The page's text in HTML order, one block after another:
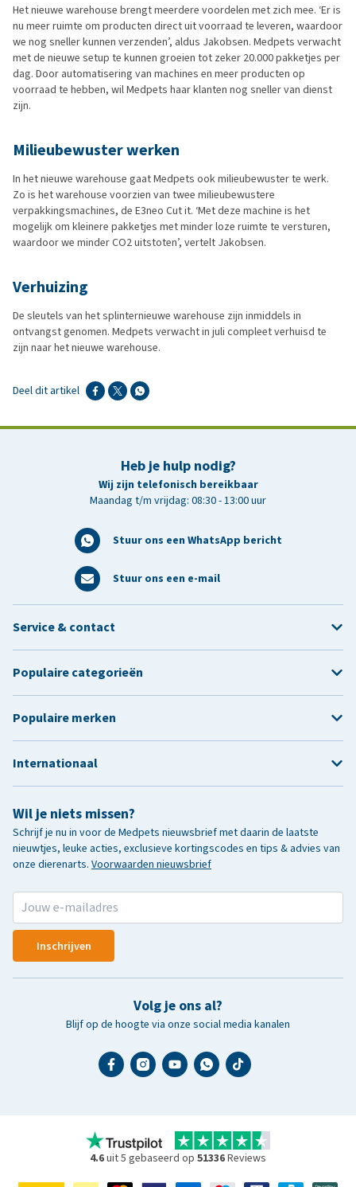
Het nieuwe warehouse brengt meerdere voordelen met zich mee. ‘Er is
nu meer ruimte om producten direct uit voorraad te leveren, waardoor
we nog sneller kunnen verzenden’, aldus Jakobsen. Medpets verwacht
met de nieuwe setup te kunnen groeien tot zeker 20.000 pakketjes per
dag. Door automatisering van machines en meer producten op
voorraad te hebben, wil Medpets haar klanten nog sneller van dienst
zijn.
Milieubewuster werken
In het nieuwe warehouse gaat Medpets ook milieubewuster te werk.
Zo is het warehouse voorzien van twee milieubewustere
verpakkingsmachines, de E3neo Cut it. ‘Met deze machine is het
mogelijk om kleinere pakketjes met minder loze ruimte te versturen,
waardoor we minder CO2 uitstoten’, vertelt Jakobsen.
Verhuizing
De sleutels van het splinternieuwe warehouse zijn inmiddels in
ontvangst genomen. Medpets verwacht in juli compleet verhuisd te
zijn naar het nieuwe warehouse.
Deel dit artikel
Heb je hulp nodig?
Wij zijn telefonisch bereikbaar
Maandag t/m vrijdag: 08:30 - 13:00 uur
Stuur ons een WhatsApp bericht
Stuur ons een e-mail
Wil je niets missen?
Schrijf je nu in voor de Medpets nieuwsbrief met daarin de laatste
nieuwtjes, leuke acties, exclusieve kortingscodes en tips & advies van
onze dierenarts. Voorwaarden nieuwsbrief
Inschrijven
Volg je ons al?
Blijf op de hoogte via onze social media kanalen
Service & contact
Populaire categorieën
Populaire merken
Internationaal
4.6uit 5 gebaseerd op 51336Reviews